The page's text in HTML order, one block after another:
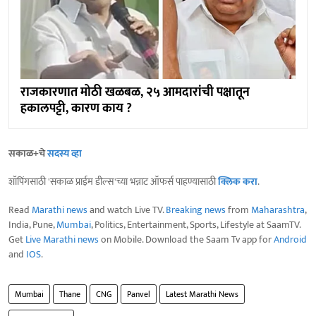
राजकारणात मोठी खळबळ, २५ आमदारांची पक्षातून
हकालपट्टी, कारण काय ?
सकाळ+चेसदस्य व्हा
शॉपिंगसाठी 'सकाळ प्राईम डील्स'च्या भन्नाट ऑफर्स पाहण्यासाठीक्लिक करा.
Read Marathi newsand watch Live TV.Breaking newsfrom Maharashtra,
India, Pune,Mumbai, Politics, Entertainment, Sports, Lifestyle at SaamTV.
GetLive Marathi newson Mobile. Download the Saam Tv app forAndroid
and IOS.
Mumbai Thane CNG Panvel
Latest Marathi News